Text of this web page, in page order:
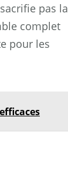
pas la
complet
pour les